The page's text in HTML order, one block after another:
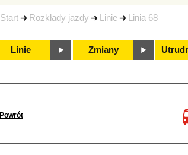
Start Rozkłady jazdy Linie Linia 68
Linie Zmiany
Powrót